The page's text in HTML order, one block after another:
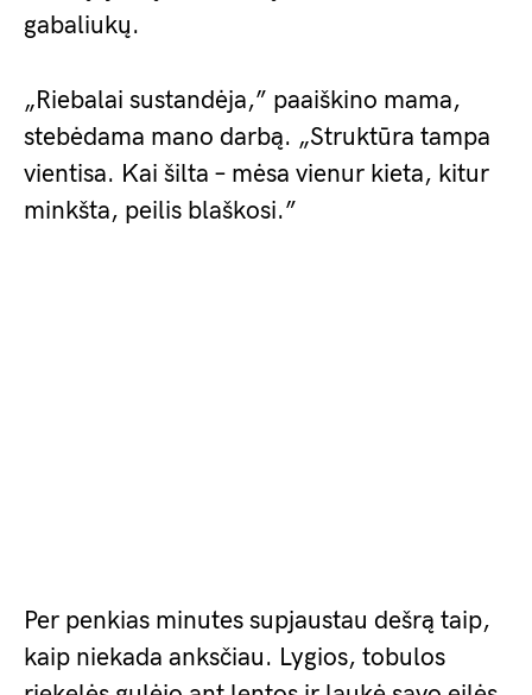
gabaliukų.
„Riebalai sustandėja,” paaiškino mama,
stebėdama mano darbą. „Struktūra tampa
vientisa. Kai šilta – mėsa vienur kieta, kitur
minkšta, peilis blaškosi.”
Per penkias minutes supjaustau dešrą taip,
kaip niekada anksčiau. Lygios, tobulos